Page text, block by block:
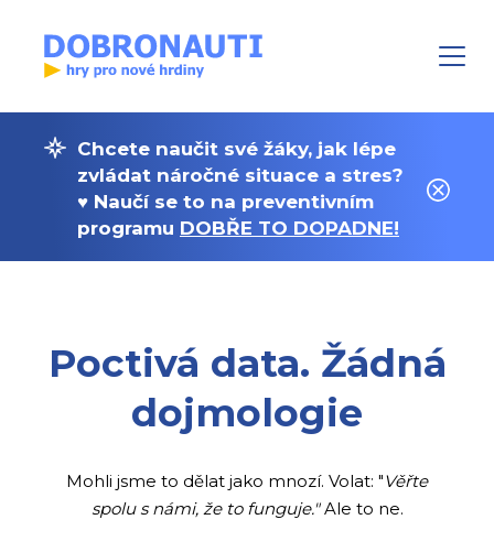
Chcete naučit své žáky, jak lépe
zvládat náročné situace a stres?
♥ Naučí se to na preventivním
programu DOBŘE TO DOPADNE!
Poctivá data. Žádná
dojmologie
Mohli jsme to dělat jako mnozí. Volat: "Věřte
spolu s námi, že to funguje." Ale to ne.